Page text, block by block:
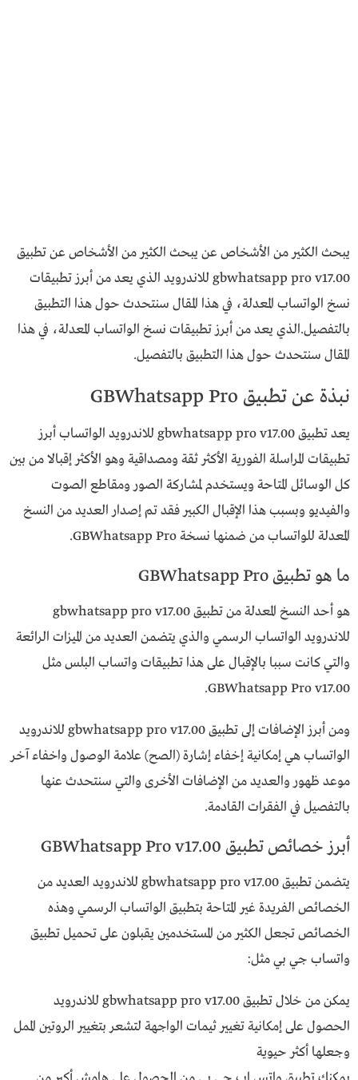
يبحث الكثير من الأشخاص عن يبحث الكثير من الأشخاص عن تطبيق
gbwhatsapp pro v17.00 للاندرويد الذي يعد من أبرز تطبيقات
نسخ الواتساب المعدلة، في هذا المقال سنتحدث حول هذا التطبيق
بالتفصيل.الذي يعد من أبرز تطبيقات نسخ الواتساب المعدلة، في هذا
المقال سنتحدث حول هذا التطبيق بالتفصيل.
نبذة عن تطبيق GBWhatsapp Pro
يعد تطبيق gbwhatsapp pro v17.00 للاندرويد الواتساب أبرز
تطبيقات المراسلة الفورية الأكثر ثقة ومصداقية وهو الأكثر إقبالا من بين
كل الوسائل المتاحة ويستخدم لمشاركة الصور ومقاطع الصوت
والفيديو وبسبب هذا الإقبال الكبير فقد تم إصدار العديد من النسخ
المعدلة للواتساب من ضمنها نسخة GBWhatsapp Pro.
ما هو تطبيق GBWhatsapp Pro
هو أحد النسخ المعدلة من تطبيق gbwhatsapp pro v17.00
للاندرويد الواتساب الرسمي والذي يتضمن العديد من الميزات الرائعة
والتي كانت سببا بالإقبال على هذا تطبيقات واتساب البلس مثل
GBWhatsapp Pro v17.00.
ومن أبرز الإضافات إلى تطبيق gbwhatsapp pro v17.00 للاندرويد
الواتساب هي إمكانية إخفاء إشارة (الصح) علامة الوصول واخفاء آخر
موعد ظهور والعديد من الإضافات الأخرى والتي سنتحدث عنها
بالتفصيل في الفقرات القادمة.
أبرز خصائص تطبيق GBWhatsapp Pro v17.00
يتضمن تطبيق gbwhatsapp pro v17.00 للاندرويد العديد من
الخصائص الفريدة غير المتاحة بتطبيق الواتساب الرسمي وهذه
الخصائص تجعل الكثير من المستخدمين يقبلون على تحميل تطبيق
واتساب جي بي مثل:
يمكن من خلال تطبيق gbwhatsapp pro v17.00 للاندرويد
الحصول على إمكانية تغيير ثيمات الواجهة لتشعر بتغيير الروتين الممل
وجعلها أكثر حيوية